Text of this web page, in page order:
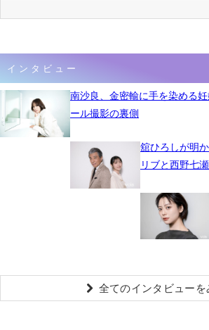
インタビュー
南沙良、金密輸に手を染める
ール撮影の裏側
舘ひろしが明
リブと西野七
全てのインタビューを